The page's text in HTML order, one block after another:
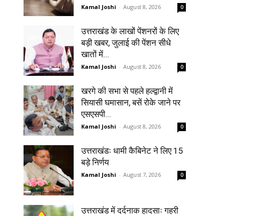
Kamal Joshi - August 8, 2026 0
उत्तराखंड के लाखों पेंशनरों के लिए
बड़ी खबर, जुलाई की पेंशन सीधे
खातों में...
Kamal Joshi - August 8, 2026 0
खरगे की सभा से पहले हल्द्वानी में
सियासी घमासान, बसें रोके जाने पर
एसएसपी...
Kamal Joshi - August 8, 2026 0
उत्तराखंडः धामी कैबिनेट ने लिए 15
बड़े निर्णय
Kamal Joshi - August 7, 2026 0
उत्तराखंड में दर्दनाक हादसाः गहरी